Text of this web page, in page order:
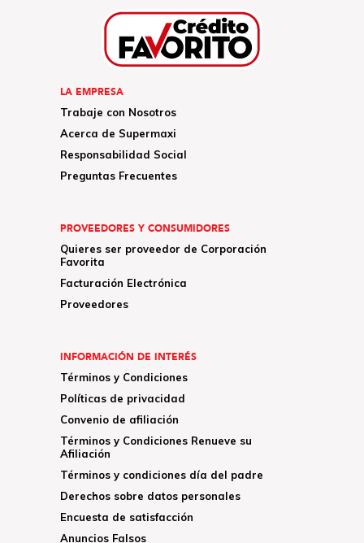
LA EMPRESA
Trabaje con Nosotros
Acerca de Supermaxi
Responsabilidad Social
Preguntas Frecuentes
PROVEEDORES Y CONSUMIDORES
Quieres ser proveedor de Corporación
Favorita
Facturación Electrónica
Proveedores
INFORMACIÓN DE INTERÉS
Términos y Condiciones
Políticas de privacidad
Convenio de afiliación
Términos y Condiciones Renueve su
Afiliación
Términos y condiciones día del padre
Derechos sobre datos personales
Encuesta de satisfacción
Anuncios Falsos